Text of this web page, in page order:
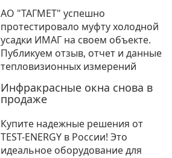
АО "ТАГМЕТ" успешно
протестировало муфту холодной
усадки ИМАГ на своем объекте.
Публикуем отзыв, отчет и данные
тепловизионных измерений
Инфракрасные окна снова в
продаже
Купите надежные решения от
TEST-ENERGY в России! Это
идеальное оборудование для